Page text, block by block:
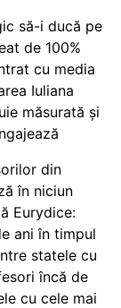
să-i ducă pe
de 100%
cu media
Iuliana
măsurată și
din
în niciun
Eurydice:
ani în timpul
statele cu
încă de
cu cele mai